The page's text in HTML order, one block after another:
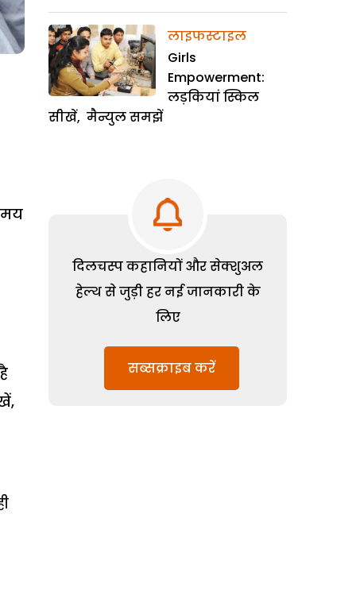
लाइफस्टाइल
Girls
Empowerment:
लड़कियां स्किल
सीखें, मैन्युल समझें
दिलचस्प कहानियों और सेक्शुअल
हेल्थ से जुड़ी हर नई जानकारी के
लिए
सब्सक्राइब करें